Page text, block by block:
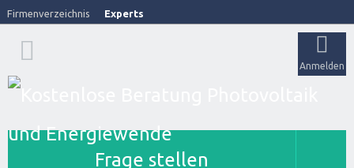
Firmenverzeichnis Experts
Anmelden
Frage stellen